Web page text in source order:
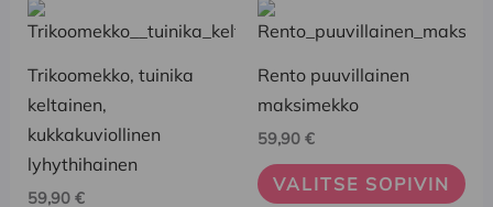
Trikoomekko, tuinika
keltainen,
kukkakuviollinen
lyhythihainen
59,90 €
Tällä
tuotteella
on
useampi
muunnelma.
Voit
tehdä
Rento puuvillainen
maksimekko
59,90 €
VALITSE SOPIVIN
Tällä
tuotteella
on
useampi
muunnelma.
Voit
tehdä